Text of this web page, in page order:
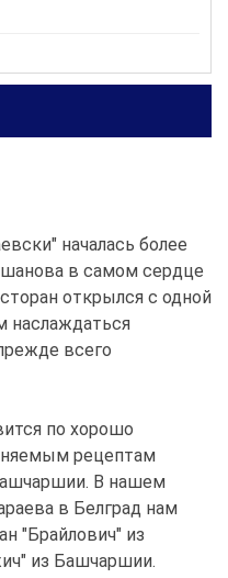
началась более
в самом сердце
открылся с одной
наслаждаться
всего
по хорошо
рецептам
В нашем
в Белград нам
"Брайлович" из
из Башчаршии.